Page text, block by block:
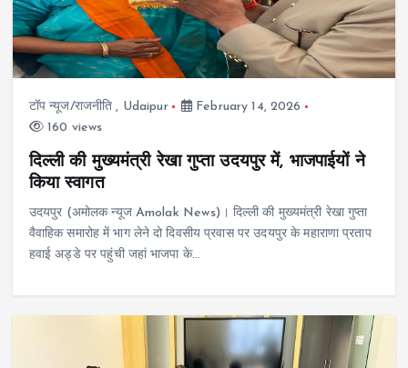
टॉप न्यूज/राजनीति , Udaipur
February 14, 2026
160 views
दिल्ली की मुख्यमंत्री रेखा गुप्ता उदयपुर में, भाजपाईयों ने
किया स्वागत
उदयपुर (अमोलक न्यूज Amolak News)। दिल्ली की मुख्यमंत्री रेखा गुप्ता
वैवाहिक समारोह में भाग लेने दो दिवसीय प्रवास पर उदयपुर के महाराणा प्रताप
हवाई अड्डे पर पहुंची जहां भाजपा के…